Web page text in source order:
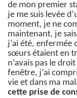
de mon premier
je me suis levée
moment, je ne
maintenant, je
j’ai été, enfermée
sœurs étaient en
n’avais pas le
fenêtre, j’ai
vie et dans ma
cette prise de